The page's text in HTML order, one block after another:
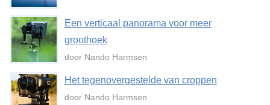
Een verticaal panorama voor meer
groothoek
door Nando Harmsen
Het tegenovergestelde van croppen
door Nando Harmsen